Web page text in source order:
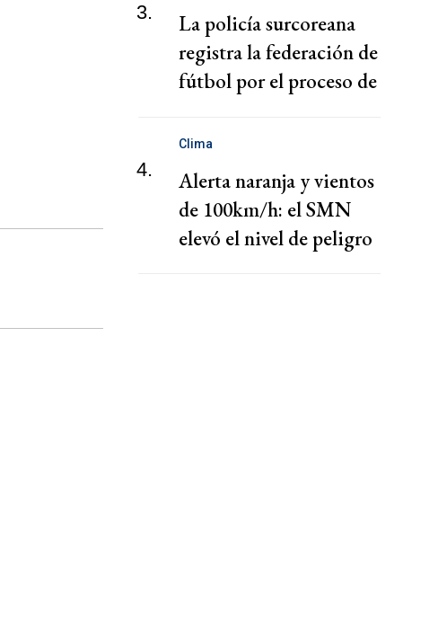
3.
La policía surcoreana
registra la federación de
fútbol por el proceso de
4.
Clima
Alerta naranja y vientos
de 100km/h: el SMN
elevó el nivel de peligro